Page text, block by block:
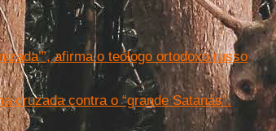
afirma o teólogo ortodoxo russo
cruzada contra o “grande Satanás”.